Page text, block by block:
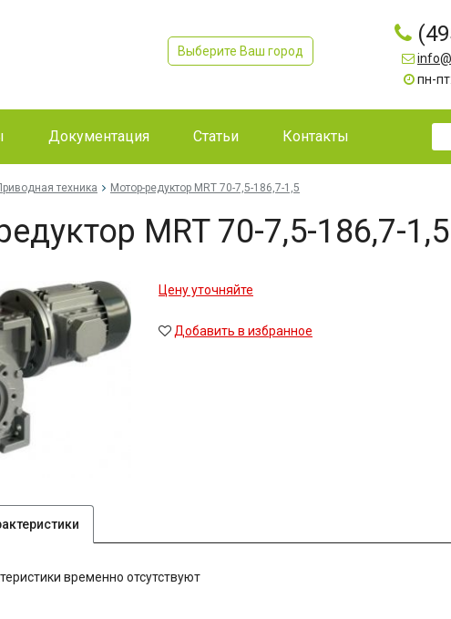
Выберите Ваш город
пн-
Документация Статьи Контакты
техника Мо­тор-ре­дук­тор MRT 70-7,5-186,7-1,5
MRT 70-7,5-186,7-1,5
Цену уточняйте
Добавить в избранное
временно отсутствуют